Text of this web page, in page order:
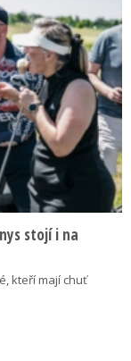
stojí i na
kteří mají chuť